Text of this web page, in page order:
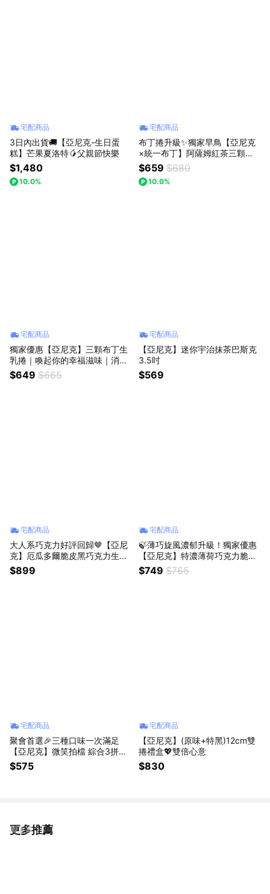
宅配商品
3日內出貨🚚【亞尼克-生日蛋
糕】芒果夏洛特🥭父親節快樂
$1,480
10.0%
宅配商品
布丁捲升級✨獨家早鳥【亞尼克
×統一布丁】阿薩姆紅茶三顆布
丁生乳捲｜熟悉茶香，重溫美好
時光｜消暑甜點｜3日內出貨
$659 $680
10.0%
宅配商品
獨家優惠【亞尼克】三顆布丁生
乳捲｜喚起你的幸福滋味｜消暑
甜點
$649 $665
宅配商品
【亞尼克】迷你宇治抹茶巴斯克
3.5吋
$569
宅配商品
大人系巧克力好評回歸🤎【亞尼
克】厄瓜多爾脆皮黑巧克力生乳
捲｜脆皮巧克力淋面ｘ濃郁可可
慕斯
$899
宅配商品
🍃薄巧旋風濃郁升級！獨家優惠
【亞尼克】特濃薄荷巧克力脆片
生乳捲🍃酷涼回歸
$749 $765
宅配商品
聚會首選🎉三種口味一次滿足
【亞尼克】微笑拍檔 綜合3拼蛋
糕 6片/盒(芝士+櫻桃+巧克力)｜
七夕甜點
$575
宅配商品
【亞尼克】(原味+特黑)12cm雙
捲禮盒💖雙倍心意
$830
更多推薦
看更多